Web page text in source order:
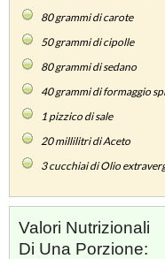
80grammi di carote
50grammi di cipolle
80grammi di sedano
40grammi di formaggio
1 pizzico di sale
20millilitri di Aceto
3cucchiai di Olio
Valori Nutrizionali
Di Una Porzione: